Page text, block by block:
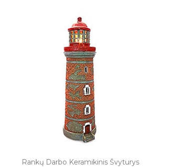
Rankų Darbo Keramikinis Švyturys